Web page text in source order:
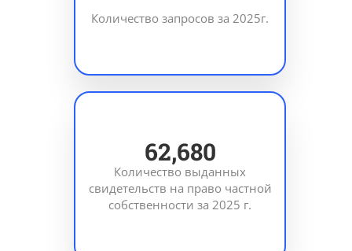
Количество запросов за 2025г.
89,202
Количество выданных
свидетельств на право частной
собственности за 2025 г.